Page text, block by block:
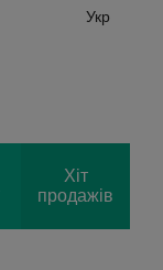
Укр
Хіт
продажів